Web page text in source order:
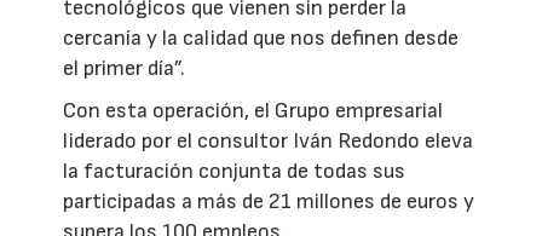
tecnológicos que vienen sin perder la
cercanía y la calidad que nos definen desde
el primer día”.
Con esta operación, el Grupo empresarial
liderado por el consultor Iván Redondo eleva
la facturación conjunta de todas sus
participadas a más de 21 millones de euros y